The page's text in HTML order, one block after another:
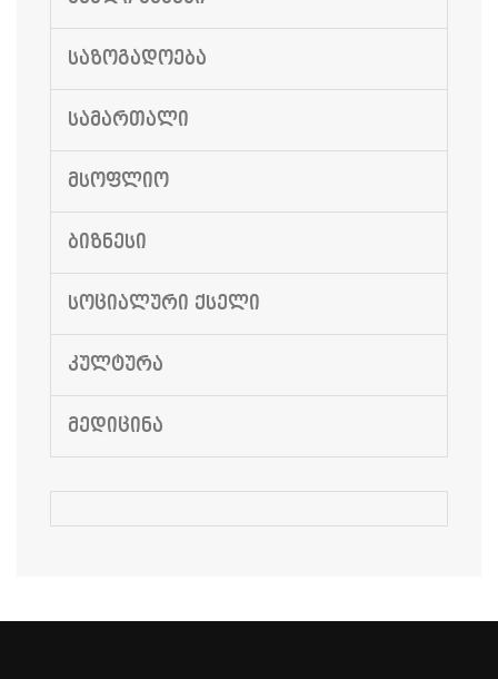
ᲡᲐᲖᲝᲒᲐᲓᲝᲔᲑᲐ
ᲡᲐᲛᲐᲠᲗᲐᲚᲘ
ᲛᲡᲝᲤᲚᲘᲝ
ᲑᲘᲖᲜᲔᲡᲘ
ᲡᲝᲪᲘᲐᲚᲣᲠᲘ ᲥᲡᲔᲚᲘ
ᲙᲣᲚᲢᲣᲠᲐ
ᲛᲔᲓᲘᲪᲘᲜᲐ